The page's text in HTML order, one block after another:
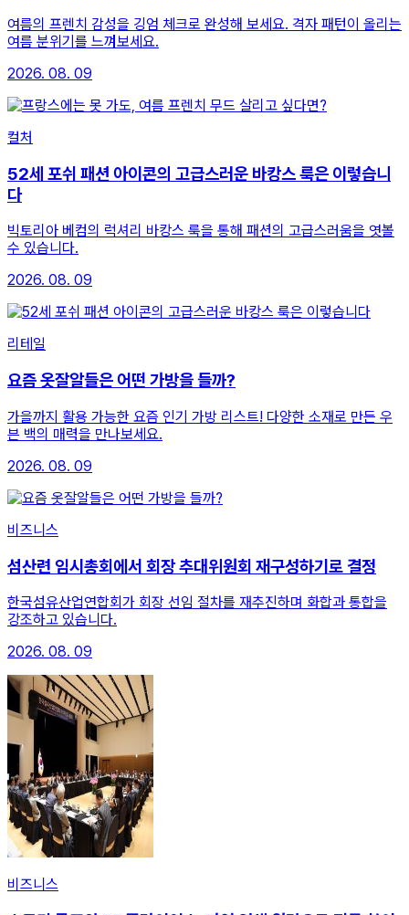
여름의 프렌치 감성을 깅엄 체크로 완성해 보세요. 격자 패턴이 올리는
여름 분위기를 느껴보세요.
2026. 08. 09
컬처
52세 포쉬 패션 아이콘의 고급스러운 바캉스 룩은 이렇습니
다
빅토리아 베컴의 럭셔리 바캉스 룩을 통해 패션의 고급스러움을 엿볼
수 있습니다.
2026. 08. 09
리테일
요즘 옷잘알들은 어떤 가방을 들까?
가을까지 활용 가능한 요즘 인기 가방 리스트! 다양한 소재로 만든 우
븐 백의 매력을 만나보세요.
2026. 08. 09
비즈니스
섬산련 임시총회에서 회장 추대위원회 재구성하기로 결정
한국섬유산업연합회가 회장 선임 절차를 재추진하며 화합과 통합을
강조하고 있습니다.
2026. 08. 09
비즈니스